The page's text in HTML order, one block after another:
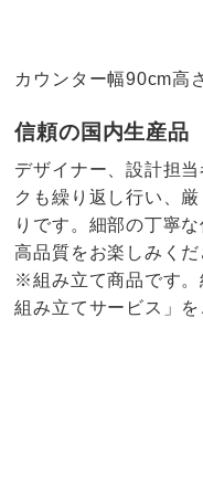
カウンター幅90cm高
信頼の国内生産品
デザイナー、設計担
クも繰り返し行い、
りです。細部の丁寧
高品質をお楽しみくだ
※組み立て商品です。
組み立てサービス」を